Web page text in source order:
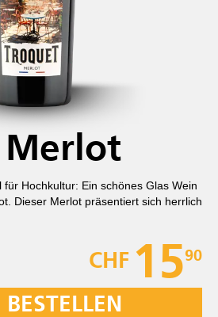
Merlot
Hochkultur: Ein schönes Glas Wein
Dieser Merlot präsentiert sich herrlich
CHF 1590
BESTELLEN